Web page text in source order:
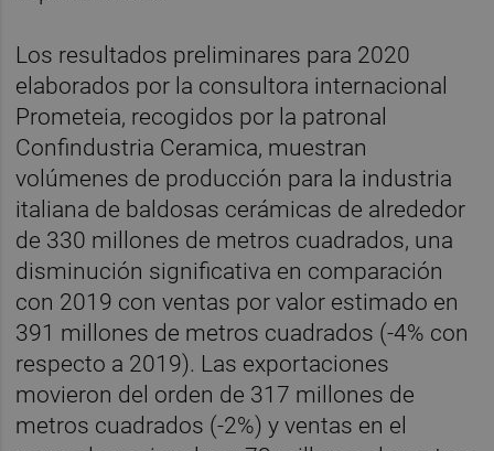
Los resultados preliminares para 2020
elaborados por la consultora internacional
Prometeia, recogidos por la patronal
Confindustria Ceramica, muestran
volúmenes de producción para la industria
italiana de baldosas cerámicas de alrededor
de 330 millones de metros cuadrados, una
disminución significativa en comparación
con 2019 con ventas por valor estimado en
391 millones de metros cuadrados (-4% con
respecto a 2019). Las exportaciones
movieron del orden de 317 millones de
metros cuadrados (-2%) y ventas en el